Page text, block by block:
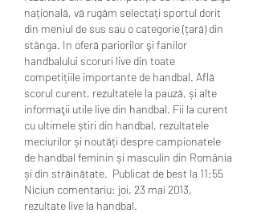
națională, vă rugăm selectați sportul dorit
din meniul de sus sau o categorie (țară) din
stânga. In oferă pariorilor şi fanilor
handbalului scoruri live din toate
competițiile importante de handbal. Află
scorul curent, rezultatele la pauză, și alte
informaţii utile live din handbal. Fii la curent
cu ultimele știri din handbal, rezultatele
meciurilor și noutăți despre campionatele
de handbal feminin și masculin din România
și din străinătate.  Publicat de best la 11:55
Niciun comentariu: joi, 23 mai 2013,
rezultate live la handbal.